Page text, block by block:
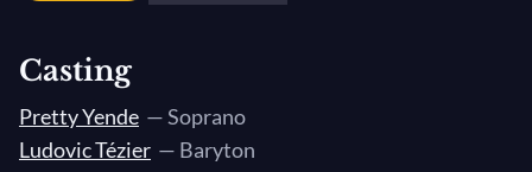
Casting
Pretty Yende — Soprano
Ludovic Tézier — Baryton